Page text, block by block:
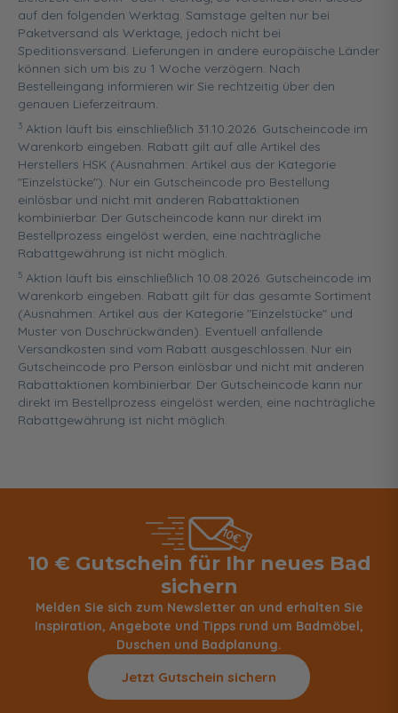
auf den folgenden Werktag. Samstage gelten nur bei
Paketversand als Werktage, jedoch nicht bei
Speditionsversand. Lieferungen in andere europäische Länder
können sich um bis zu 1 Woche verzögern. Nach
Bestelleingang informieren wir Sie rechtzeitig über den
genauen Lieferzeitraum.
3 Aktion läuft bis einschließlich 31.10.2026. Gutscheincode im
Warenkorb eingeben. Rabatt gilt auf alle Artikel des
Herstellers HSK (Ausnahmen: Artikel aus der Kategorie
"Einzelstücke"). Nur ein Gutscheincode pro Bestellung
einlösbar und nicht mit anderen Rabattaktionen
kombinierbar. Der Gutscheincode kann nur direkt im
Bestellprozess eingelöst werden, eine nachträgliche
Rabattgewährung ist nicht möglich.
5 Aktion läuft bis einschließlich 10.08.2026. Gutscheincode im
Warenkorb eingeben. Rabatt gilt für das gesamte Sortiment
(Ausnahmen: Artikel aus der Kategorie "Einzelstücke" und
Muster von Duschrückwänden). Eventuell anfallende
Versandkosten sind vom Rabatt ausgeschlossen. Nur ein
Gutscheincode pro Person einlösbar und nicht mit anderen
Rabattaktionen kombinierbar. Der Gutscheincode kann nur
direkt im Bestellprozess eingelöst werden, eine nachträgliche
Rabattgewährung ist nicht möglich.
10 € Gutschein für Ihr neues Bad
sichern
Melden Sie sich zum Newsletter an und erhalten Sie
Inspiration, Angebote und Tipps rund um Badmöbel,
Duschen und Badplanung.
Jetzt Gutschein sichern